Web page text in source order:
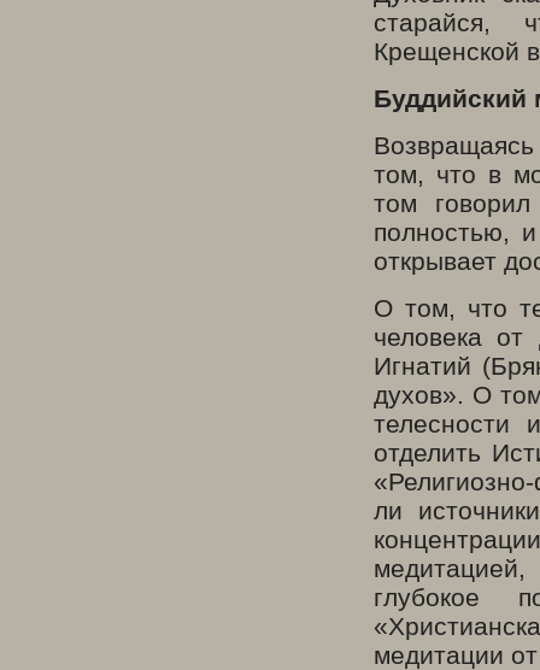
Крещенской
Буддийский
том, что в
том
полностью,
открывает
О том, что
человека от
Игнатий
духов». О
телесности
отделить
ли
глубокое
медитации